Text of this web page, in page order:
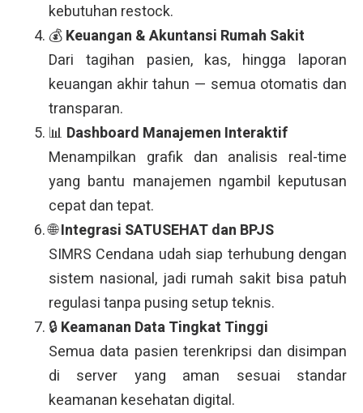
kebutuhan restock.
💰Keuangan & Akuntansi Rumah Sakit
Dari tagihan pasien, kas, hingga laporan
keuangan akhir tahun — semua otomatis dan
transparan.
📊 Dashboard Manajemen Interaktif
Menampilkan grafik dan analisis real-time
yang bantu manajemen ngambil keputusan
cepat dan tepat.
🌐Integrasi SATUSEHAT dan BPJS
SIMRS Cendana udah siap terhubung dengan
sistem nasional, jadi rumah sakit bisa patuh
regulasi tanpa pusing setup teknis.
🔒Keamanan Data Tingkat Tinggi
Semua data pasien terenkripsi dan disimpan
di server yang aman sesuai standar
keamanan kesehatan digital.